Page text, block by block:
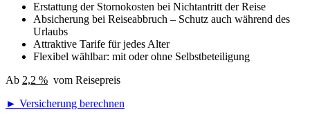
Erstattung der Stornokosten bei Nichtantritt der Reise
Absicherung bei Reiseabbruch – Schutz auch während des
Urlaubs
Attraktive Tarife für jedes Alter
Flexibel wählbar: mit oder ohne Selbstbeteiligung
Ab 2,2 % vom Reisepreis
► Versicherung berechnen